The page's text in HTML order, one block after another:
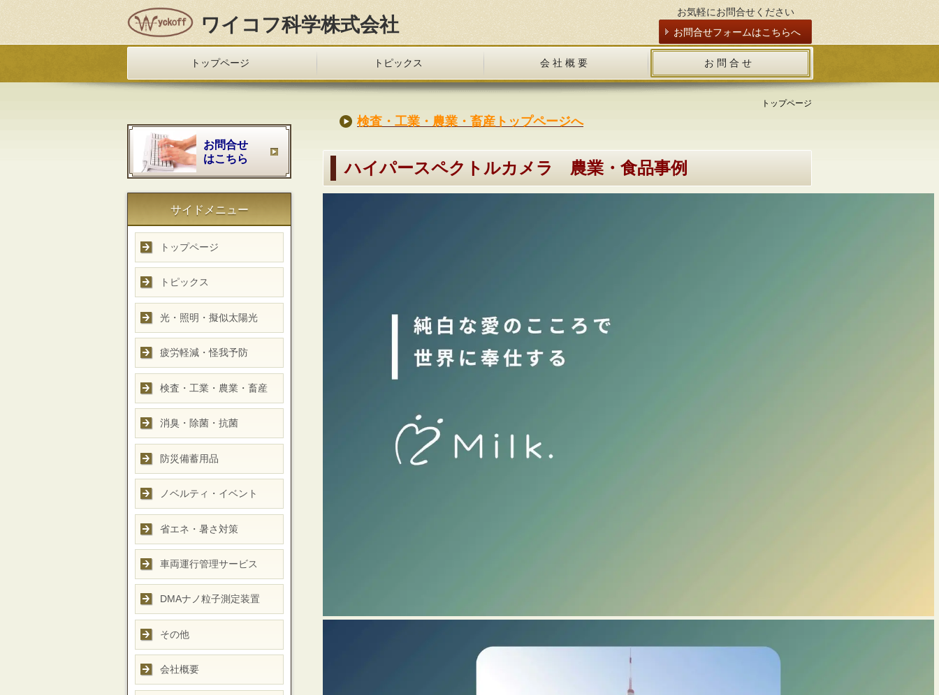
ワイコフ科学株式会社
お気軽にお問合せください
お問合せフォームはこちらへ
トップページ トピックス 会 社 概 要 お 問 合 せ
トップページ
検査・工業・農業・畜産トップページへ
ハイパースペクトルカメラ 農業・食品事例
お問合せ
はこちら
サイドメニュー
トップページ
トピックス
光・照明・擬似太陽光
疲労軽減・怪我予防
検査・工業・農業・畜産
消臭・除菌・抗菌
防災備蓄用品
ノベルティ・イベント
省エネ・暑さ対策
車両運行管理サービス
DMAナノ粒子測定装置
その他
会社概要